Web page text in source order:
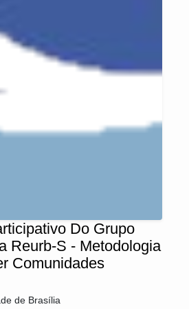
Do Grupo
Reurb-S - Metodologia
Comunidades
de Brasília